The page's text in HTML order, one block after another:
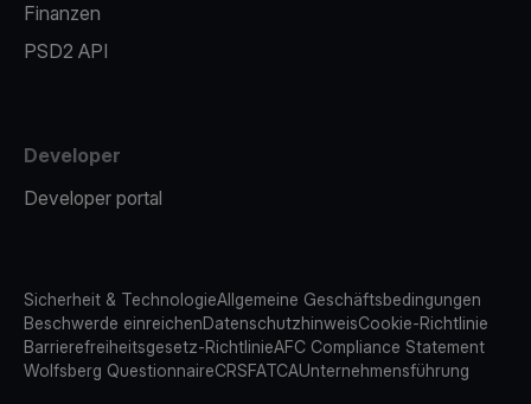
Finanzen
PSD2 API
Developer
Developer portal
Sicherheit & TechnologieAllgemeine Geschäftsbedingungen
Beschwerde einreichenDatenschutzhinweisCookie-Richtlinie
Barrierefreiheitsgesetz-RichtlinieAFC Compliance Statement
Wolfsberg QuestionnaireCRSFATCAUnternehmensführung